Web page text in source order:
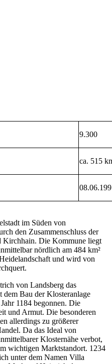
9.300
ca. 515
im Süden von
den Zusammenschluss der
Kirchhain. Die Kommune liegt
nördlich am 484 km²
und wird von
von Landsberg das
Bau der Klosteranlage
1184 begonnen. Die
und Armut. Die besonderen
allerdings zu größerer
Da das Ideal von
Klosternähe verbot,
wichtigen Marktstandort. 1234
unter dem Namen Villa